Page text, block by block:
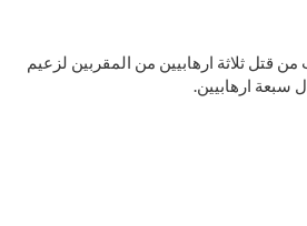
قتل ثلاثة ارهابيين من المقربين لزعيم
سبعة ارهابيين.